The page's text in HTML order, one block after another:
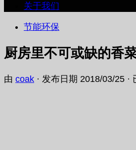
关于我们
节能环保
厨房里不可或缺的香
由 coak · 发布日期 2018/03/25 ·